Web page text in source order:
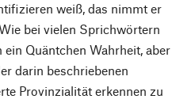
weiß, das nimmt er
bei vielen Sprichwörtern
Quäntchen Wahrheit, aber
darin beschriebenen
Provinzialität erkennen zu